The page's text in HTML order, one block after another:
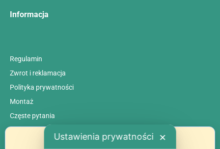
Informacja
Regulamin
Zwrot i reklamacja
Polityka prywatności
Montaż
Сzęste pytania
Ustawienia prywatności ✕